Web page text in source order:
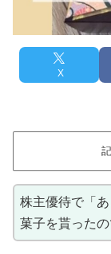
X
株主優待で「
菓子を貰ったの